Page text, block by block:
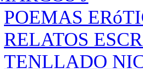
POEMAS
RELATOS
TENLLADO